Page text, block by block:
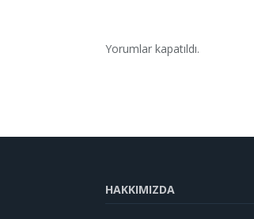
Yorumlar kapatıldı.
HAKKIMIZDA